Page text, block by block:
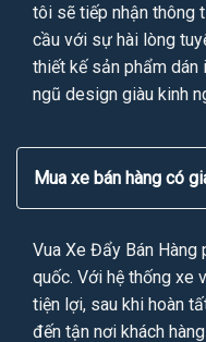
tôi sẽ tiếp nhận thông
cầu với sự hài lòng
thiết kế sản phẩm
ngũ design giàu kinh
Mua xe bán hàng có
Vua Xe Đẩy Bán Hàng
quốc. Với hệ thống xe
tiện lợi, sau khi hoàn
đến tận nơi khách